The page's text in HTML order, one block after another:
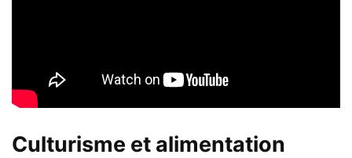
Culturisme et alimentation